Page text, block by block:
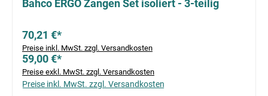
Bahco ERGO Zangen Set isoliert - 3-teilig
70,21 €*
Preise inkl. MwSt. zzgl. Versandkosten
59,00 €*
Preise exkl. MwSt. zzgl. Versandkosten
Preise inkl. MwSt. zzgl. Versandkosten